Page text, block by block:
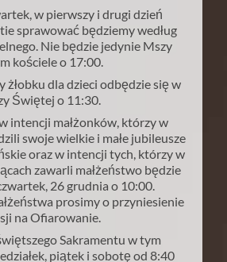
w pierwszy i drugi dzień
sprawować będziemy według
Nie będzie jedynie Mszy
kościele o 17:00.
żłobku dla dzieci odbędzie się w
Świętej o 11:30.
intencji małżonków, którzy w
swoje wielkie i małe jubileusze
oraz w intencji tych, którzy w
zawarli małżeństwo będzie
26 grudnia o 10:00.
prosimy o przyniesienie
na Ofiarowanie.
Sakramentu w tym
piątek i sobotę od 8:40